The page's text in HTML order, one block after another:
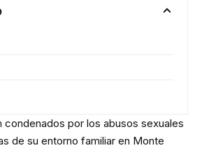
condenados por los abusos sexuales
de su entorno familiar en Monte